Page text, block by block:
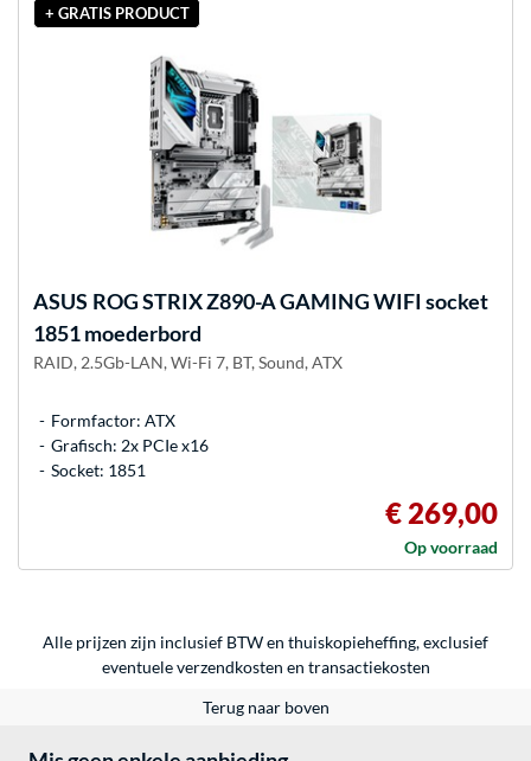
+ GRATIS PRODUCT
ASUS ROG STRIX Z890-A GAMING WIFI socket
1851 moederbord
RAID, 2.5Gb-LAN, Wi-Fi 7, BT, Sound, ATX
Formfactor: ATX
Grafisch: 2x PCIe x16
Socket: 1851
€ 269,00
Op voorraad
Alle prijzen zijn inclusief BTW en thuiskopieheffing, exclusief
eventueleverzendkosten en transactiekosten
Terug naar boven